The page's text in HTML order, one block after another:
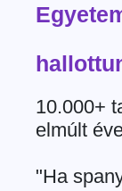
10.000+
elmúlt
"Ha